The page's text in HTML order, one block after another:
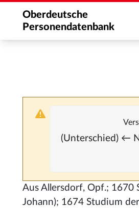
Oberdeutsche
Personendatenbank
(Unterschied) ←
Aus Allersdorf, Opf.; 1670
Johann); 1674 Studium